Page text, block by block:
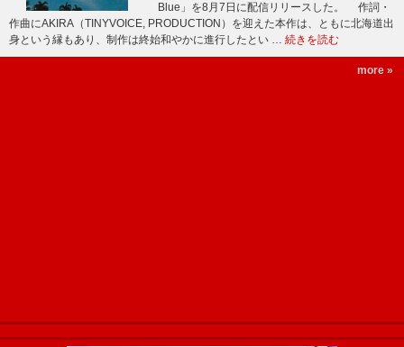
Blue」を8月7日に配信リリースした。 作詞・
作曲にAKIRA（TINYVOICE, PRODUCTION）を迎えた本作は、ともに北海道出
身という縁もあり、制作は終始和やかに進行したとい … 続きを読む
more »